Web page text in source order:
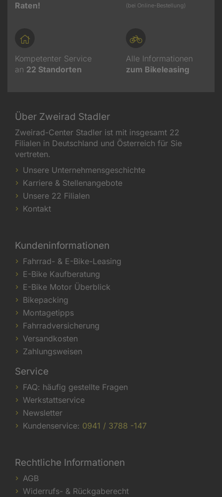
Raten!
(bei Online-Bestellung)
Kompetenter Service
an 22 Standorten
Alle Informationen
zum Bikeleasing
Über Zweirad Stadler
Zweirad-Center Stadler ist mit insgesamt 22
Filialen in Deutschland und Österreich für Sie
vertreten.
Unsere Unternehmensgeschichte
Karriere & Stellenangebote
Unsere 22 Filialen
Kontakt
Kundeninformationen
Fahrrad- & E-Bike-Leasing
E-Bike Kaufberatung
E-Bike Motor Überblick
Bikepacking
Montagetipps
Fahrradversicherung
Versandkosten
Zahlungsweisen
Service
FAQ: häufig gestellte Fragen
Werkstattservice
Newsletter
Kundenservice: 0941 / 3788 -147
Rechtliche Informationen
AGB
Widerrufs- & Rückgaberecht